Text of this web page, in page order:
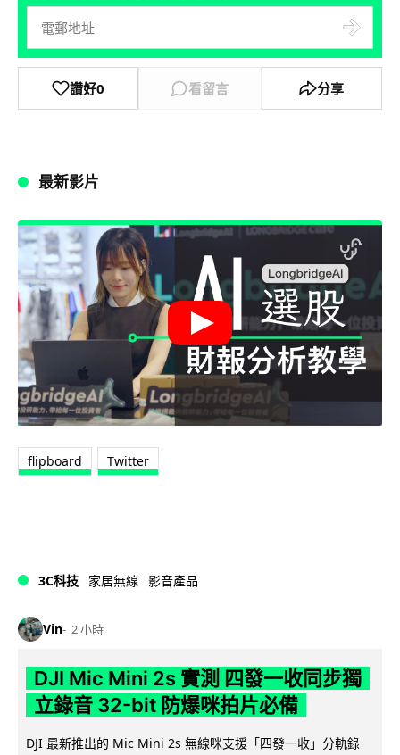
讚好0 看留言 分享
最新影片
flipboard Twitter
3C科技 家居無線 影音產品
Vin 2 小時
DJI Mic Mini 2s 實測 四發一收同步獨
立錄音 32-bit 防爆咪拍片必備
DJI 最新推出的 Mic Mini 2s 無線咪支援「四發一收」分軌錄